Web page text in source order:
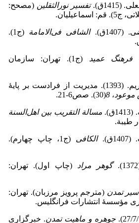
تفسیر نورالثقلین (مصحح:
الشافی فی‌الامامة
(ج1).
فرهنگ عمید
(ج1). تهران: سازمان
غنوی، امیر؛ غنوی، مریم. (1393). مدیریت از فرادست بر پایۀ
، 8(30). صص6-21.
مسالة التقریب بین اهلالسنة
الکافی
(ج1، چاپ چهارم).
گوهر مراد (چاپ اول). تهران:
سیر تمدن (مترجم پرویز مرزبان). تهران:
مؤسسۀ انتشارات فرانگلیس.
جوهره و ماهیت تمدن. خبرگزاری